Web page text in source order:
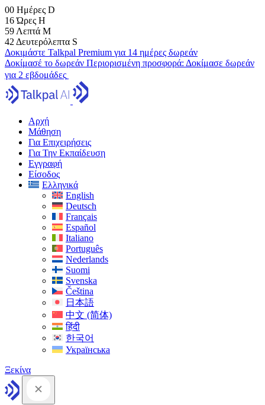
00 Ημέρες D
16 Ώρες H
59 Λεπτά M
41 Δευτερόλεπτα S
Δοκιμάστε Talkpal Premium για 14 ημέρες δωρεάν
Δοκίμασέ το δωρεάν Περιορισμένη προσφορά: Δοκίμασε δωρεάν
για 2 εβδομάδες
Αρχή
Μάθηση
Για Επιχειρήσεις
Για Την Εκπαίδευση
Εγγραφή
Είσοδος
Ελληνικά
English
Deutsch
Français
Español
Italiano
Português
Nederlands
Suomi
Svenska
Čeština
日本語
中文 (简体)
हिंदी
한국어
Українська
Ξεκίνα